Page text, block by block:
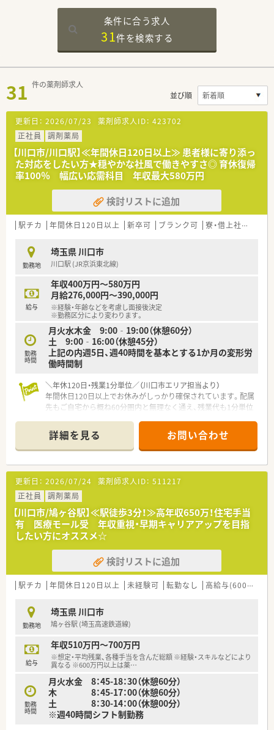
条件に合う求人
31件を検索する
31 件の薬剤師求人
並び順
更新日： 2026/07/23 薬剤師求人ID： 423702
正社員
調剤薬局
【川口市/川口駅】≪年間休日120日以上≫ 患者様に寄り添っ
た対応をしたい方★穏やかな社風で働きやすさ◎ 育休復帰
率100％ 幅広い応需科目 年収最大580万円
検討リストに追加
駅チカ 年間休日120日以上 新卒可 ブランク可 寮・借上社宅あり
勤務地
埼玉県 川口市
川口駅 (JR京浜東北線)
給与
年収400万円～580万円
月給276,000円～390,000円
※経験・年齢などを考慮し面接後決定
※勤務区分により変わります。
勤務
時間
月火水木金 9:00‐19:00（休憩60分）
土 9:00‐16:00（休憩45分）
上記の内週5日、週40時間を基本とする1か月の変形労
働時間制
＼年休120日・残業1分単位／（川口市エリア担当より）
年間休日120日以上でお休みがしっかり確保されています。配属
先もご自宅から概ね60分圏内と無理なく通え、残業代も1分単位
＊------------------------------------------＊
【店舗情報と応需状況について】
■川口駅から徒歩10分ほどの立地にあるガラス張りで明るく
広々とした店舗であり、医療モールの門前薬局です。
■内科や小児科、皮膚科、整形外科など多岐にわたる処方箋を1
日約100枚応需し、施設在宅にも対応しております。
■ピッキングサポートシステムや最新の調剤機器を導入してお
り、安全かつ効率的に薬剤師業務へ専念できる環境です。
【法人特徴について】
■全国に200店舗近くの調剤薬局を展開するだけでなく、介護事
業や健康食品事業など幅広く事業を手掛ける安定企業です。
■従業員の声にしっかりと耳を傾け、一人ひとりと真摯に向き合
いながら柔軟な対応をしてくれる非常に温かく穏やかな社風で
す。
おり、幅広い年齢層のスタッフが長く安心して働ける環境です。
【職場環境と雰囲気】
■広々とした清潔感のある店舗内は常に明るい雰囲気に包まれ
ており、スタッフ同士のコミュニケーションも活発な職場です。
■従業員同士の人間関係が非常に良好であり、お互いにフォロー
し合いながらチームワークを大切にして業務に取り組んでいま
す。
■店舗見学の際に職場の雰囲気の良さを感じて入社を決める方
が多く、中途入社の方でもすぐに馴染むことができる環境です。
詳細を見る お問い合わせ
更新日： 2026/07/24 薬剤師求人ID： 511217
正社員
調剤薬局
【川口市/鳩ヶ谷駅】≪駅徒歩3分！≫高年収650万！住宅手当
有 医療モール受 年収重視・早期キャリアアップを目指
したい方にオススメ☆
検討リストに追加
駅チカ 年間休日120日以上 未経験可 転勤なし 高給与(600万円以上)
勤務地
埼玉県 川口市
鳩ヶ谷駅 (埼玉高速鉄道線)
給与
年収510万円～700万円
※想定・平均残業、各種手当を含んだ総額 ※経験・スキルなどにより
異なる ※600万円以上は薬…
勤務
時間
月火水金 8：45-18：30（休憩60分）
木 8：45-17：00（休憩60分）
土 8：30-14：00（休憩00分）
※週40時間シフト制勤務